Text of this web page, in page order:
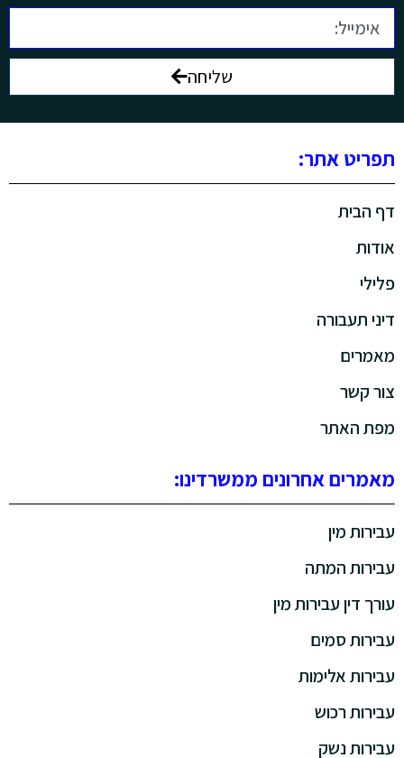
שליחה
תפריט אתר:
דף הבית
אודות
פלילי
דיני תעבורה
מאמרים
צור קשר
מפת האתר
מאמרים אחרונים ממשרדינו:
עבירות מין
עבירות המתה
עורך דין עבירות מין
עבירות סמים
עבירות אלימות
עבירות רכוש
עבירות נשק